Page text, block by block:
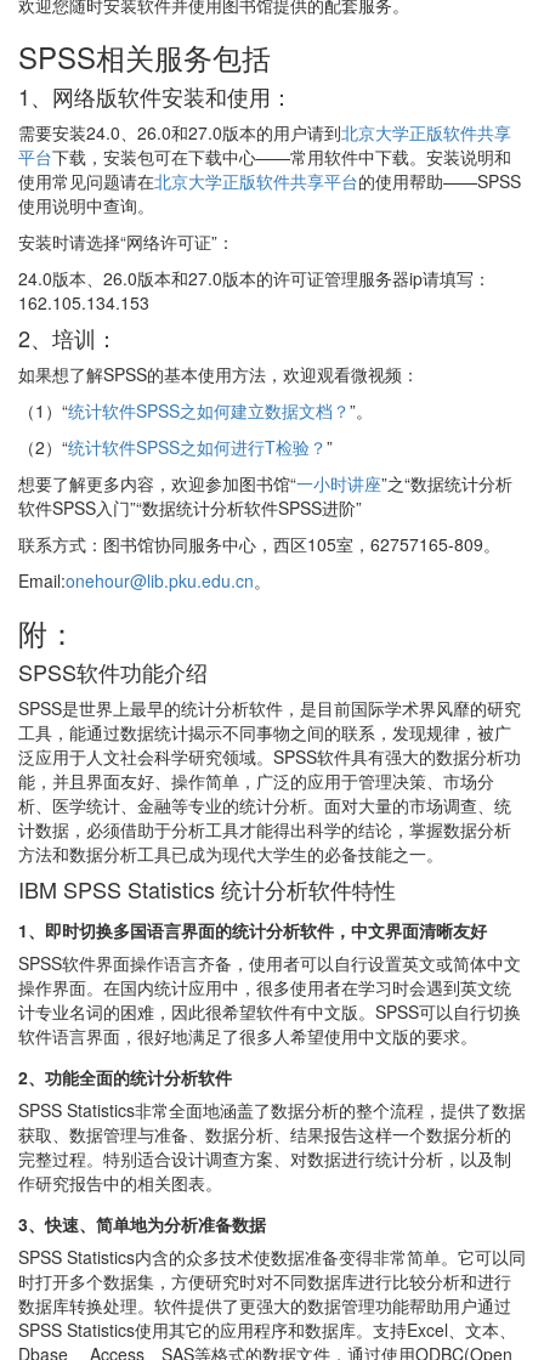
欢迎您随时安装软件并使用图书馆提供的配套服务。
SPSS相关服务包括
1、网络版软件安装和使用：
需要安装24.0、26.0和27.0版本的用户请到北京大学正版软件共享
平台下载，安装包可在下载中心——常用软件中下载。安装说明和
使用常见问题请在北京大学正版软件共享平台的使用帮助——SPSS
使用说明中查询。
安装时请选择“网络许可证”：
24.0版本、26.0版本和27.0版本的许可证管理服务器ip请填写：
162.105.134.153
2、培训：
如果想了解SPSS的基本使用方法，欢迎观看微视频：
（1）“统计软件SPSS之如何建立数据文档？”。
（2）“统计软件SPSS之如何进行T检验？”
想要了解更多内容，欢迎参加图书馆“一小时讲座”之“数据统计分析
软件SPSS入门”“数据统计分析软件SPSS进阶”
联系方式：图书馆协同服务中心，西区105室，62757165-809。
Email:onehour@lib.pku.edu.cn。
附：
SPSS软件功能介绍
SPSS是世界上最早的统计分析软件，是目前国际学术界风靡的研究
工具，能通过数据统计揭示不同事物之间的联系，发现规律，被广
泛应用于人文社会科学研究领域。SPSS软件具有强大的数据分析功
能，并且界面友好、操作简单，广泛的应用于管理决策、市场分
析、医学统计、金融等专业的统计分析。面对大量的市场调查、统
计数据，必须借助于分析工具才能得出科学的结论，掌握数据分析
方法和数据分析工具已成为现代大学生的必备技能之一。
IBM SPSS Statistics 统计分析软件特性
1、即时切换多国语言界面的统计分析软件，中文界面清晰友好
SPSS软件界面操作语言齐备，使用者可以自行设置英文或简体中文
操作界面。在国内统计应用中，很多使用者在学习时会遇到英文统
计专业名词的困难，因此很希望软件有中文版。SPSS可以自行切换
软件语言界面，很好地满足了很多人希望使用中文版的要求。
2、功能全面的统计分析软件
SPSS Statistics非常全面地涵盖了数据分析的整个流程，提供了数据
获取、数据管理与准备、数据分析、结果报告这样一个数据分析的
完整过程。特别适合设计调查方案、对数据进行统计分析，以及制
作研究报告中的相关图表。
3、快速、简单地为分析准备数据
SPSS Statistics内含的众多技术使数据准备变得非常简单。它可以同
时打开多个数据集，方便研究时对不同数据库进行比较分析和进行
数据库转换处理。软件提供了更强大的数据管理功能帮助用户通过
SPSS Statistics使用其它的应用程序和数据库。支持Excel、文本、
Dbase 、Access、SAS等格式的数据文件，通过使用ODBC(Open